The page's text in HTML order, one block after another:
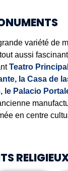
En
savoir
plus
historique
et
de
Tabarca
En
savoir
plus
des
les
plus
situé
sur
la
los
variété de
aussi
Teatro Principal
la Casa de
lePalacio
en centre